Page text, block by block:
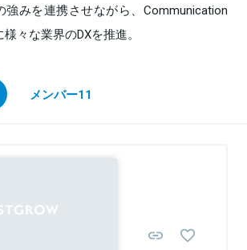
強みを連携させながら、Communication
々な業界のDXを推進。
メンバー11